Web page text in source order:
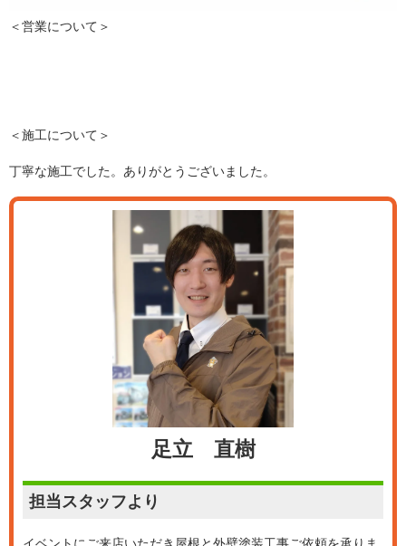
＜営業について＞
＜施工について＞
丁寧な施工でした。ありがとうございました。
足立 直樹
担当スタッフより